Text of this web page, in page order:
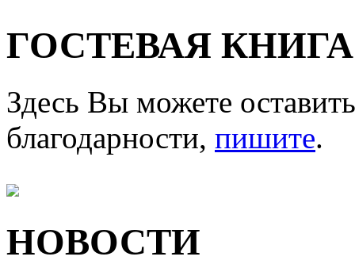
ГОСТЕВАЯ КНИГА
Здесь Вы можете
благодарности, пишите.
НОВОСТИ